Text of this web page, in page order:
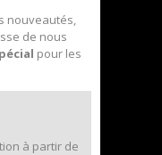
nouveautés,
de nous
pour les
à partir de